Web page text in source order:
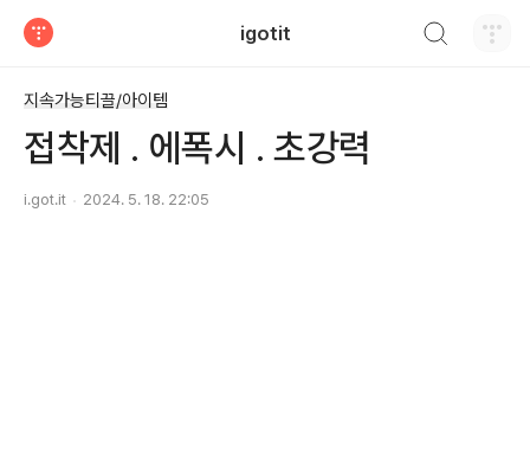
igotit
지속가능티끌/아이템
접착제 . 에폭시 . 초강력
i.got.it 2024. 5. 18. 22:05